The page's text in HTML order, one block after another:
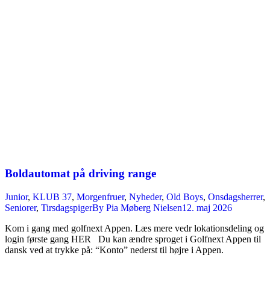
Boldautomat på driving range
Junior, KLUB 37, Morgenfruer, Nyheder, Old Boys, Onsdagsherrer,
Seniorer, TirsdagspigerBy Pia Møberg Nielsen12. maj 2026
Kom i gang med golfnext Appen. Læs mere vedr lokationsdeling og
login første gang HER Du kan ændre sproget i Golfnext Appen til
dansk ved at trykke på: “Konto” nederst til højre i Appen.